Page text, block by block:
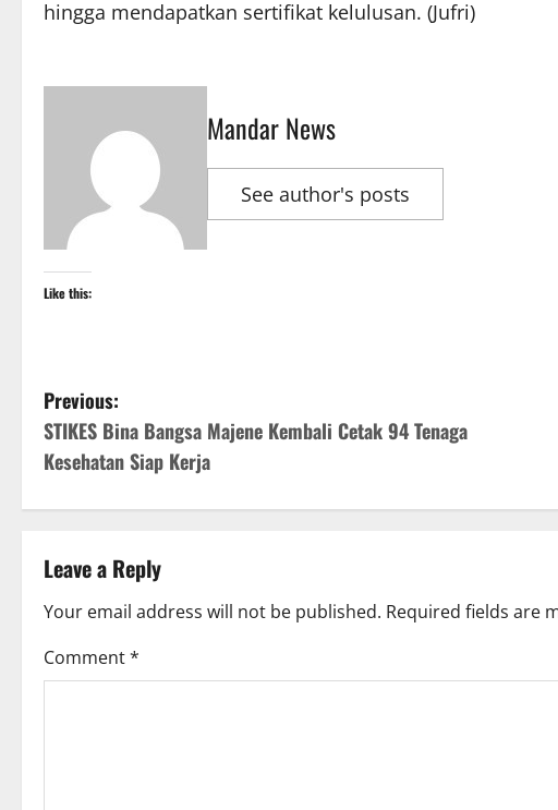
hingga mendapatkan sertifikat kelulusan. (Jufri)
Mandar News
See author's posts
Like this:
P
o
s
n
a
v
Previous:
STIKES Bina Bangsa Majene Kembali Cetak 94 Tenaga
Kesehatan Siap Kerja
Leave a Reply
Your email address will not be published. Required fields are
Comment*